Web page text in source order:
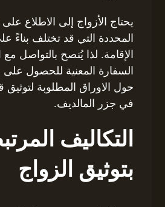
يحتاج الأزواج إلى الاطلاع
المحددة التي قد تختلف بناءً
الإقامة. لذا يُنصح بالتواصل مع
السفارة المعنية للحصول
حول الاوراق المطلوبة لتوثيق
في جزر المالديف.
التكاليف
بتوثيق الزواج